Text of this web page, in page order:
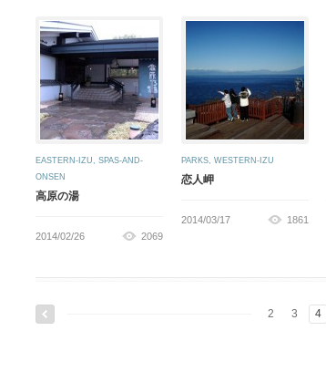
EASTERN-IZU, SPAS-AND-
ONSEN
高原の湯
2014/02/26 2069
PARKS, WESTERN-IZU
恋人岬
2014/03/17 1861
2 3 4